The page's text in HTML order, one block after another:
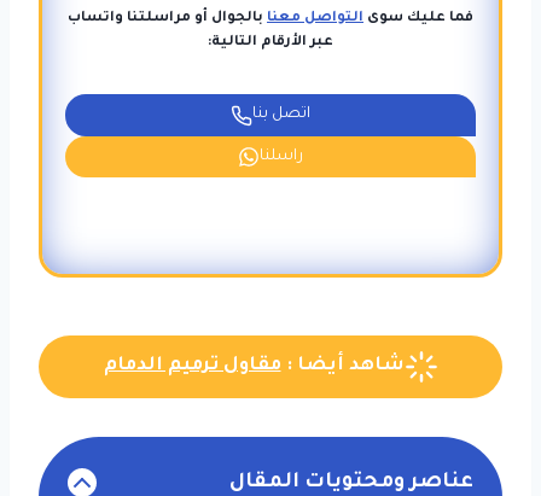
فما عليك سوى التواصل معنا بالجوال أو مراسلتنا واتساب
عبر الأرقام التالية:
اتصل بنا
راسلنا
شاهد أيضا :مقاول ترميم الدمام
عناصر ومحتويات المقال